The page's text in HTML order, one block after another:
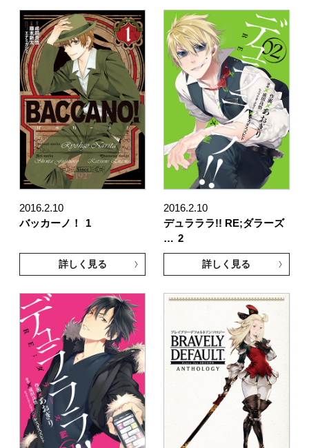
2016.2.10
バッカーノ！
1
詳しく見る
2016.2.10
デュラララ!! RE;ダラーズ
… 2
詳しく見る